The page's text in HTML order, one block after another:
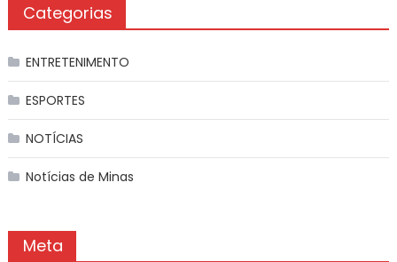
Categorias
ENTRETENIMENTO
ESPORTES
NOTÍCIAS
Notícias de Minas
Meta